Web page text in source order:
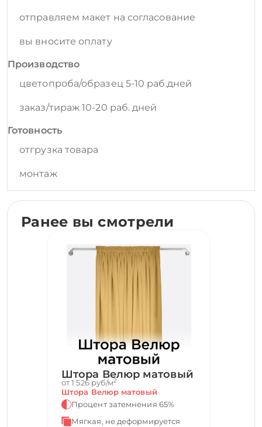
отправляем макет на согласование
вы вносите оплату
Производство
цветопроба/образец 5-10 раб.дней
заказ/тираж 10-20 раб. дней
Готовность
отгрузка товара
монтаж
Ранее вы смотрели
Штора Велюр матовый
от 1 526 руб/м2
Штора Велюр матовый
Процент затемнения 65%
Мягкая, не деформируется